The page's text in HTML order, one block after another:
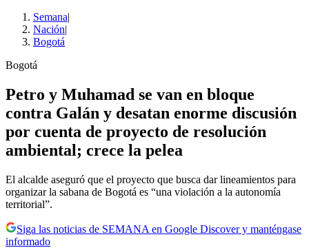
Semana|
Nación|
Bogotá
Bogotá
Petro y Muhamad se van en bloque
contra Galán y desatan enorme discusión
por cuenta de proyecto de resolución
ambiental; crece la pelea
El alcalde aseguró que el proyecto que busca dar lineamientos para
organizar la sabana de Bogotá es “una violación a la autonomía
territorial”.
Siga las noticias de SEMANA en Google Discover y manténgase
informado